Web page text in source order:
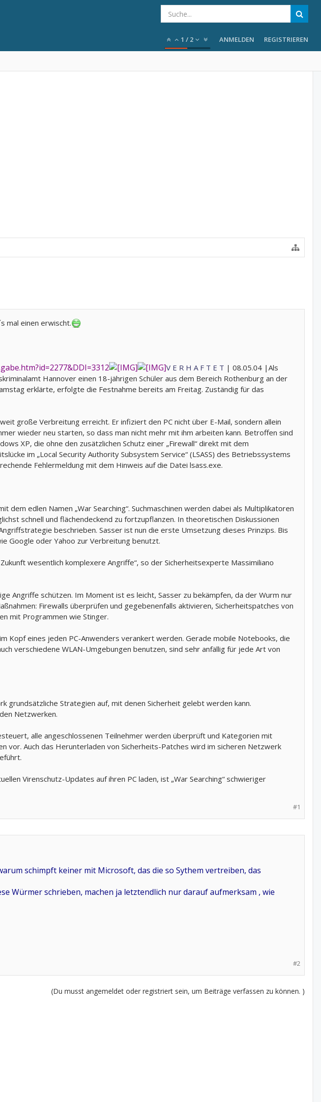
1 / 2 ANMELDEN REGISTRIEREN
mal einen erwischt.
V E R H A F T E T | 08.05.04 | Als
Hannover einen 18-jährigen Schüler aus dem Bereich Rothenburg an der
erklärte, erfolgte die Festnahme bereits am Freitag. Zuständig für das
große Verbreitung erreicht. Er infiziert den PC nicht über E-Mail, sondern allein
wieder neu starten, so dass man nicht mehr mit ihm arbeiten kann. Betroffen sind
XP, die ohne den zusätzlichen Schutz einer „Firewall“ direkt mit dem
im „Local Security Authority Subsystem Service“ (LSASS) des Betriebssystems
Fehlermeldung mit dem Hinweis auf die Datei lsass.exe.
edlen Namen „War Searching“. Suchmaschinen werden dabei als Multiplikatoren
schnell und flächendeckend zu fortzupflanzen. In theoretischen Diskussionen
beschrieben. Sasser ist nun die erste Umsetzung dieses Prinzips. Bis
Google oder Yahoo zur Verbreitung benutzt.
wesentlich komplexere Angriffe“, so der Sicherheitsexperte Massimiliano
Angriffe schützen. Im Moment ist es leicht, Sasser zu bekämpfen, da der Wurm nur
Firewalls überprüfen und gegebenenfalls aktivieren, Sicherheitspatches von
mit Programmen wie Stinger.
Kopf eines jeden PC-Anwenders verankert werden. Gerade mobile Notebooks, die
verschiedene WLAN-Umgebungen benutzen, sind sehr anfällig für jede Art von
grundsätzliche Strategien auf, mit denen Sicherheit gelebt werden kann.
Netzwerken.
alle angeschlossenen Teilnehmer werden überprüft und Kategorien mit
vor. Auch das Herunterladen von Sicherheits-Patches wird im sicheren Netzwerk
Virenschutz-Updates auf ihren PC laden, ist „War Searching“ schwieriger
#1
schimpft keiner mit Microsoft, das die so Sythem vertreiben, das
Würmer schrieben, machen ja letztendlich nur darauf aufmerksam , wie
#2
(Du musst angemeldet oder registriert sein, um Beiträge verfassen zu können. )